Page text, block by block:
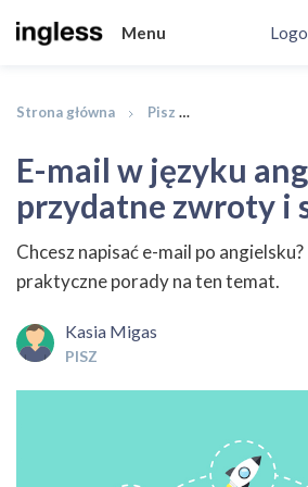
Menu
Strona główna Pisz
E-mail w języku
przydatne zwroty i
Chcesz napisać e-mail po
praktyczne porady na ten temat.
Kasia Migas
PISZ